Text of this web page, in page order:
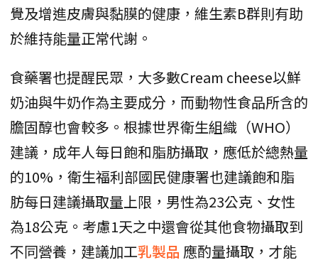
覺及增進皮膚與黏膜的健康，維生素B群則有助
於維持能量正常代謝。
食藥署也提醒民眾，大多數Cream cheese以鮮
奶油與牛奶作為主要成分，而動物性食品所含的
膽固醇也會較多。根據世界衛生組織（WHO）
建議，成年人每日飽和脂肪攝取，應低於總熱量
的10%，衛生福利部國民健康署也建議飽和脂
肪每日建議攝取量上限，男性為23公克、女性
為18公克。考慮1天之中還會從其他食物攝取到
不同營養，建議加工乳製品 應酌量攝取，才能